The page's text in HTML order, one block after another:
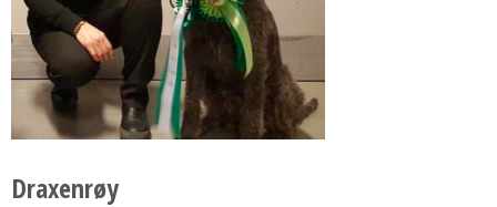
Draxenrøy